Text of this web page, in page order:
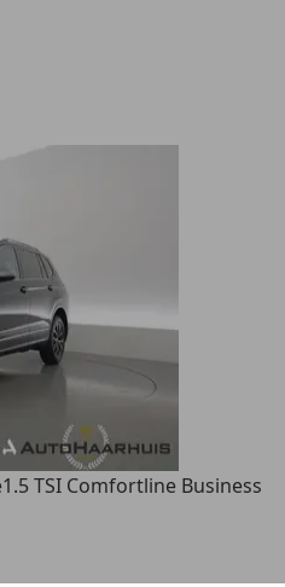
1.5 TSI Comfortline Business